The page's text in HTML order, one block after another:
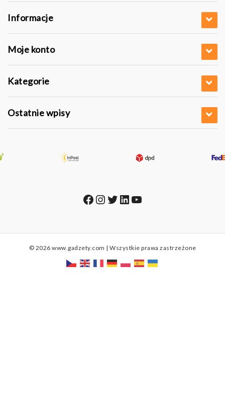
Informacje
Moje konto
Kategorie
Ostatnie wpisy
Facebook
Instagram
Twitter
LinkedIn
YouTube
© 2026 www.gadzety.com | Wszystkie prawa zastrzeżone